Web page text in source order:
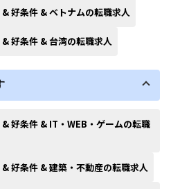
好条件 & ベトナムの転職求人
好条件 & 台湾の転職求人
好条件 & IT・WEB・ゲームの転職
好条件 & 建築・不動産の転職求人